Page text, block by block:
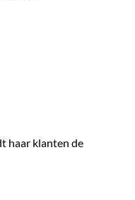
haar klanten de